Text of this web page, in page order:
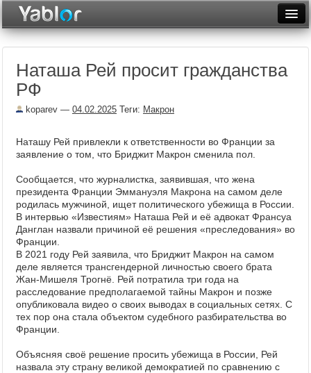
Неделя
Архив
Фототоп
Видеотоп
Наташа Рей просит гражданства
РФ
koparev — 04.02.2025 Теги: Макрон
Наташу Рей привлекли к ответственности во Франции за
заявление о том, что Бриджит Макрон сменила пол.
Сообщается, что журналистка, заявившая, что жена
президента Франции Эммануэля Макрона на самом деле
родилась мужчиной, ищет политического убежища в России.
В интервью «Известиям» Наташа Рей и её адвокат Франсуа
Данглан назвали причиной её решения «преследования» во
Франции.
В 2021 году Рей заявила, что Бриджит Макрон на самом
деле является трансгендерной личностью своего брата
Жан-Мишеля Трогнё. Рей потратила три года на
расследование предполагаемой тайны Макрон и позже
опубликовала видео о своих выводах в социальных сетях. С
тех пор она стала объектом судебного разбирательства во
Франции.
Объясняя своё решение просить убежища в России, Рей
назвала эту страну великой демократией по сравнению с